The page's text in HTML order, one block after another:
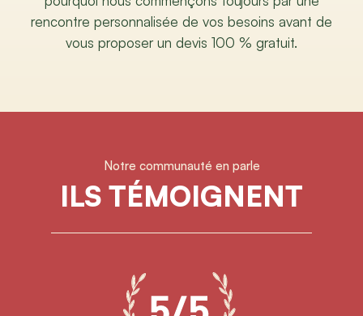
rencontre personnalisée de vos besoins avant de
vous proposer un devis 100 % gratuit.
Notre communauté en parle
ILS TÉMOIGNENT